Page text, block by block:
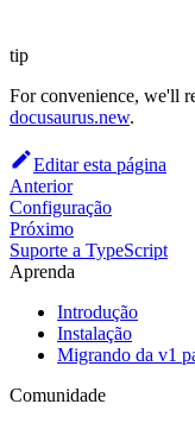
tip
For convenience, we'll
docusaurus.new.
Editar esta página
Anterior
Configuração
Próximo
Suporte a TypeScript
Aprenda
Introdução
Instalação
Migrando da v1
Comunidade